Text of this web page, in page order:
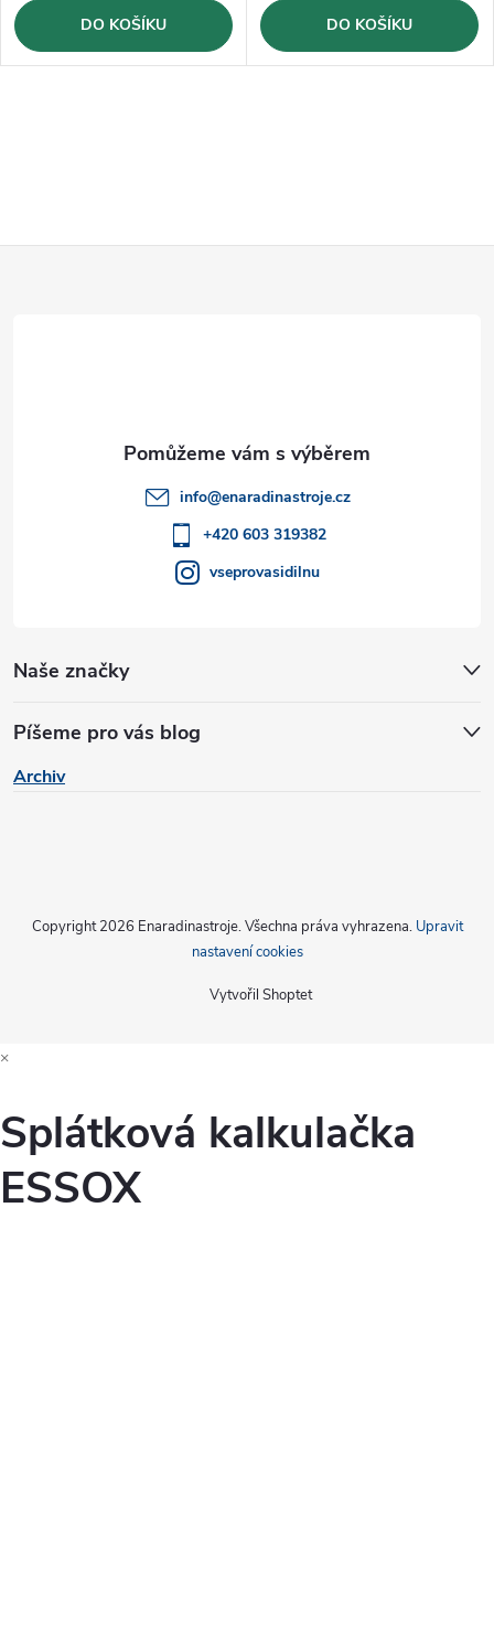
DO KOŠÍKU DO KOŠÍKU
Naše značky
Píšeme pro vás blog
Archiv
info@enaradinastroje.cz
+420 603 319382
vseprovasidilnu
Vytvořil Shoptet
Copyright 2026 Enaradinastroje. Všechna práva vyhrazena. Upravit
nastavení cookies
×
Splátková kalkulačka
ESSOX